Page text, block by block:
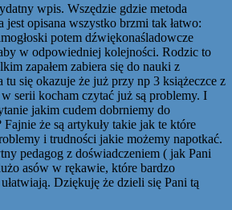
wpis. Wszędzie gdzie metoda
jest opisana wszystko brzmi tak łatwo:
potem dźwiękonaśladowcze
w odpowiedniej kolejności. Rodzic to
zapałem zabiera się do nauki z
tu się okazuje że już przy np 3 książeczce z
w serii kocham czytać już są problemy. I
jakim cudem dobrniemy do
Fajnie że są artykuły takie jak te które
i trudności jakie możemy napotkać.
pedagog z doświadczeniem ( jak Pani
asów w rękawie, które bardzo
Dziękuję że dzieli się Pani tą